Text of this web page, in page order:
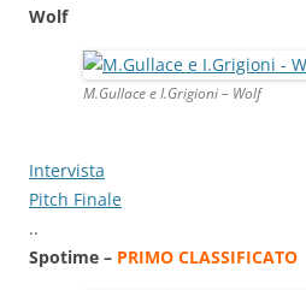
Wolf
M.Gullace e I.Grigioni – Wolf
Intervista
Pitch Finale
..
Spotime – PRIMO CLASSIFICATO